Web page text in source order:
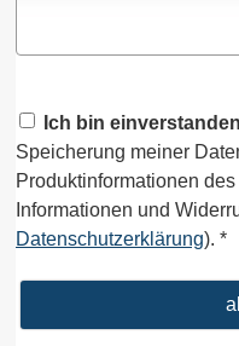
Ich bin einverstanden
Speicherung meiner
Produktinformationen
Informationen und
Datenschutzerklärung). *